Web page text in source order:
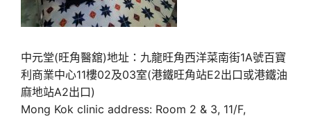
中元堂(旺角醫舘)地址：九龍旺角西洋菜南街1A號百寶
利商業中心11樓02及03室(港鐵旺角站E2出口或港鐵油
麻地站A2出口)
Mong Kok clinic address: Room 2 & 3, 11/F,